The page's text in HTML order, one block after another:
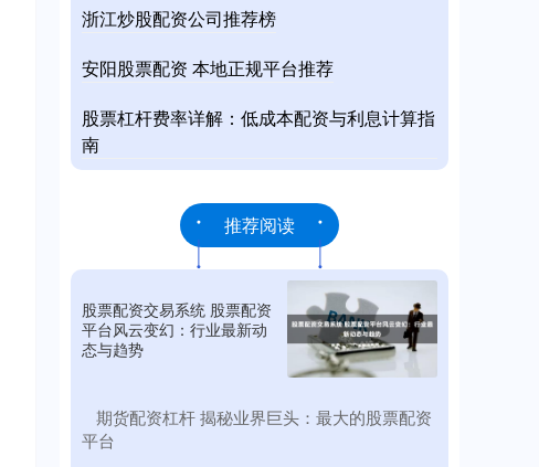
浙江炒股配资公司推荐榜
安阳股票配资 本地正规平台推荐
股票杠杆费率详解：低成本配资与利息计算指
南
推荐阅读
股票配资交易系统 股票配资
平台风云变幻：行业最新动
态与趋势
​期货配资杠杆 揭秘业界巨头：最大的股票配资
平台